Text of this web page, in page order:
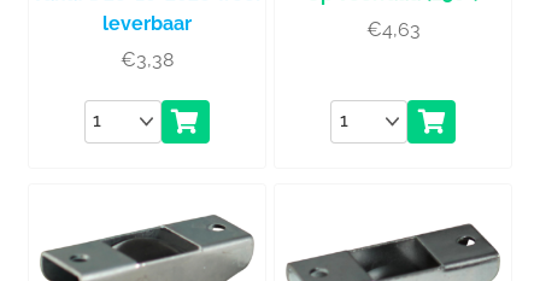
leverbaar
€3,38
Aantal
€4,63
Aantal